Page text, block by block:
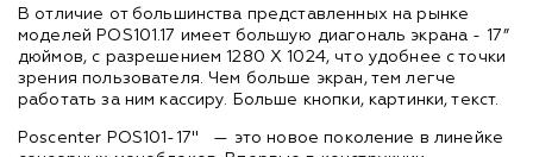
В отличие от большинства представленных на рынке
моделей POS101.17 имеет большую диагональ экрана - 17”
дюймов, с разрешением 1280 X 1024, что удобнее с точки
зрения пользователя. Чем больше экран, тем легче
работать за ним кассиру. Больше кнопки, картинки, текст.
Poscenter POS101-17" — это новое поколение в линейке